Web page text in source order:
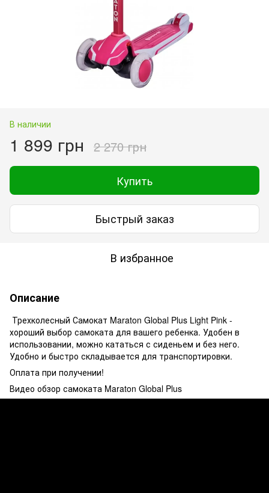
В наличии
1 899 грн 2 270 грн
Купить
Быстрый заказ
В избранное
Описание
Трехколесный Самокат Maraton Global Plus Light Pink -
хороший выбор самоката для вашего ребенка. Удобен в
использовании, можно кататься с сиденьем и без него.
Удобно и быстро складывается для транспортировки.
Оплата при получении!
Видео обзор самоката Maraton Global Plus